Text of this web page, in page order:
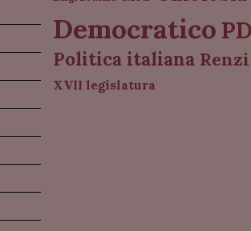
Democratico PD
Politica italiana Renzi
XVII legislatura